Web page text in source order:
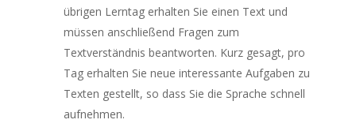
übrigen Lerntag erhalten Sie einen Text und
müssen anschließend Fragen zum
Textverständnis beantworten. Kurz gesagt, pro
Tag erhalten Sie neue interessante Aufgaben zu
Texten gestellt, so dass Sie die Sprache schnell
aufnehmen.